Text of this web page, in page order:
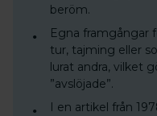
beröm.
Egna framgångar
tur, tajming eller
lurat andra, vilket
”avslöjade”.
I en artikel från